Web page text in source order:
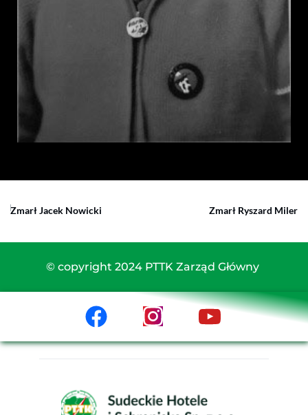
Zmarł Jacek Nowicki Zmarł Ryszard Miler
© copyright 2024 PTTK Zarząd Główny